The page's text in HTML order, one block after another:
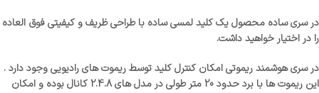
در سری ساده محصول یک کلید لمسی ساده با طراحی ظریف و کیفیتی فوق العاده
را در اختیار خواهید داشت.
در سری هوشمند ریموتی امکان کنترل کلید توسط ریموت های رادیویی وجود دارد .
این ریموت ها با برد حدود 20 متر طولی در مدل های 2.4.8 کانال بوده و امکان